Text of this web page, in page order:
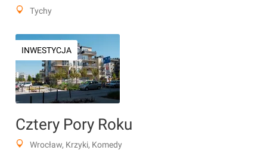
Tychy
INWESTYCJA
Cztery Pory Roku
Wrocław, Krzyki, Komedy